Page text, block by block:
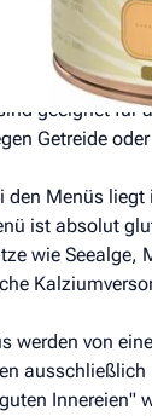
optimiert
geeignet für
Getreide
den Menüs
ist absolut
wie
werden von
Innereien"